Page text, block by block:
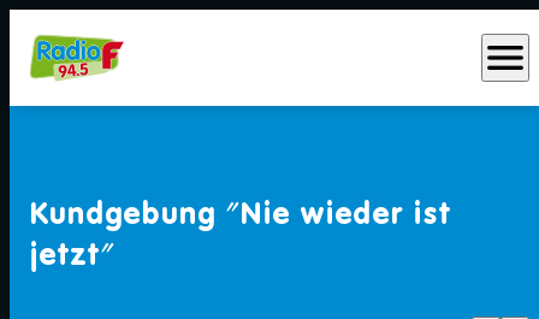
menu
Kundgebung "Nie wieder ist
jetzt"